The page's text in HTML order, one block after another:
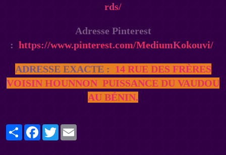
rds/
Adresse Pinterest
: https://www.pinterest.com/MediumKokouvi/
ADRESSE EXACTE : 14 RUE DES FRÈRES
VOISIN HOUNNON PUISSANCE DU VAUDOU
AU BÉNIN.
PartagerFacebook
Twitter